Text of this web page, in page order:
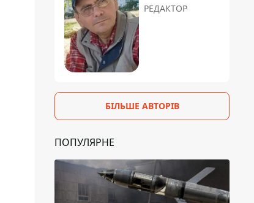
РЕДАКТОР
БІЛЬШЕ АВТОРІВ
ПОПУЛЯРНЕ